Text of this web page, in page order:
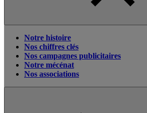
Notre histoire
Nos chiffres clés
Nos campagnes publicitaires
Notre mécénat
Nos associations